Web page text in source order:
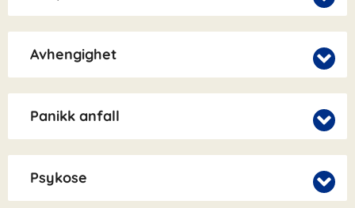
Avhengighet
Panikk anfall
Psykose